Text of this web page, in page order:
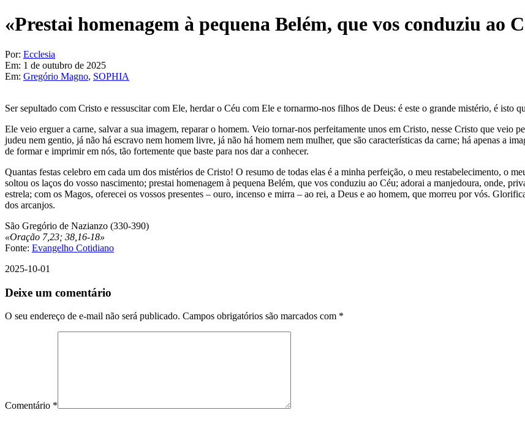
«Prestai homenagem à pequena Belém, que vos conduziu ao
Por: Ecclesia
Em: 1 de outubro de 2025
Em: Gregório Magno, SOPHIA
Ser sepultado com Cristo e ressuscitar com Ele, herdar o Céu com Ele e tornarmo-nos filhos de Deus: é este o grande mistério, é isto
Ele veio erguer a carne, salvar a sua imagem, reparar o homem. Veio tornar-nos perfeitamente unos em Cristo, nesse Cristo que veio
judeu nem gentio, já não há escravo nem homem livre, já não há homem nem mulher, que são características da carne; há apenas a
de formar e imprimir em nós, tão fortemente que baste para nos dar a conhecer.
Quantas festas celebro em cada um dos mistérios de Cristo! O resumo de todas elas é a minha perfeição, o meu restabelecimento, o
soltou os laços do vosso nascimento; prestai homenagem à pequena Belém, que vos conduziu ao Céu; adorai a manjedoura, onde,
estrela; com os Magos, oferecei os vossos presentes – ouro, incenso e mirra – ao rei, a Deus e ao homem, que morreu por vós.
dos arcanjos.
São Gregório de Nazianzo (330-390)
«Oração 7,23; 38,16-18»
Fonte: Evangelho Cotidiano
2025-10-01
Deixe um comentário
O seu endereço de e-mail não será publicado. Campos obrigatórios são marcados com *
Comentário *